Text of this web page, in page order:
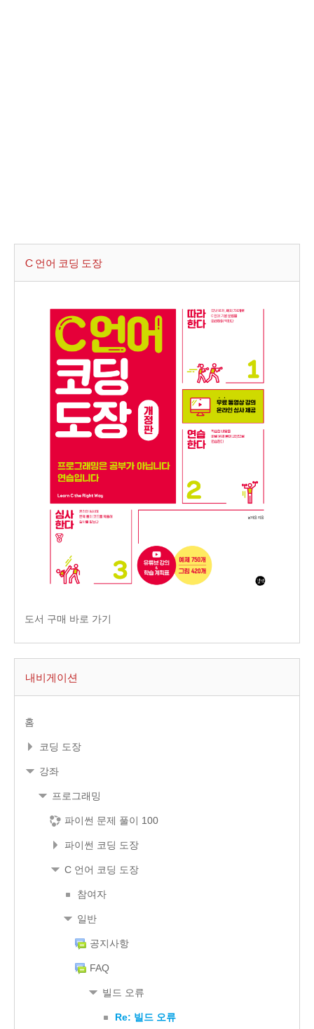
C 언어 코딩 도장
도서 구매 바로 가기
내비게이션
홈
코딩 도장
강좌
프로그래밍
파이썬 문제 풀이 100
파이썬 코딩 도장
C 언어 코딩 도장
참여자
일반
공지사항
FAQ
빌드 오류
Re: 빌드 오류